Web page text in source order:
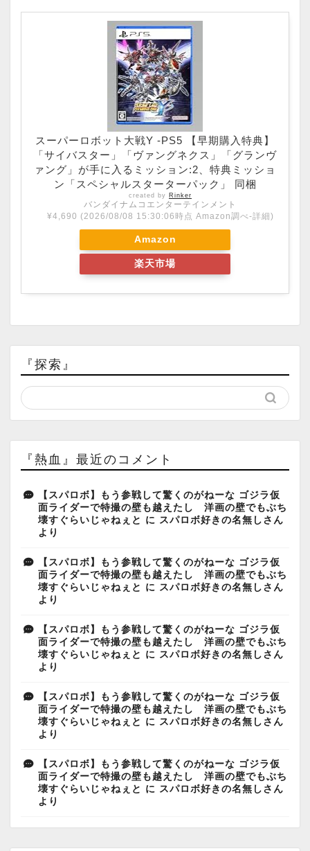
スーパーロボット大戦Y -PS5 【早期購入特典】
「サイバスター」「ヴァングネクス」「グランヴ
ァング」が手に入るミッション:2、特典ミッショ
ン「スペシャルスターターパック」 同梱
created by Rinker
バンダイナムコエンターテインメント
¥4,690 (2026/08/08 15:30:06時点 Amazon調べ-詳細)
Amazon
楽天市場
『探索』
『熱血』最近のコメント
【スパロボ】もう参戦して驚くのがねーな ゴジラ仮
面ライダーで特撮の壁も越えたし 洋画の壁でもぶち
壊すぐらいじゃねぇと に スパロボ好きの名無しさん
より
【スパロボ】もう参戦して驚くのがねーな ゴジラ仮
面ライダーで特撮の壁も越えたし 洋画の壁でもぶち
壊すぐらいじゃねぇと に スパロボ好きの名無しさん
より
【スパロボ】もう参戦して驚くのがねーな ゴジラ仮
面ライダーで特撮の壁も越えたし 洋画の壁でもぶち
壊すぐらいじゃねぇと に スパロボ好きの名無しさん
より
【スパロボ】もう参戦して驚くのがねーな ゴジラ仮
面ライダーで特撮の壁も越えたし 洋画の壁でもぶち
壊すぐらいじゃねぇと に スパロボ好きの名無しさん
より
【スパロボ】もう参戦して驚くのがねーな ゴジラ仮
面ライダーで特撮の壁も越えたし 洋画の壁でもぶち
壊すぐらいじゃねぇと に スパロボ好きの名無しさん
より